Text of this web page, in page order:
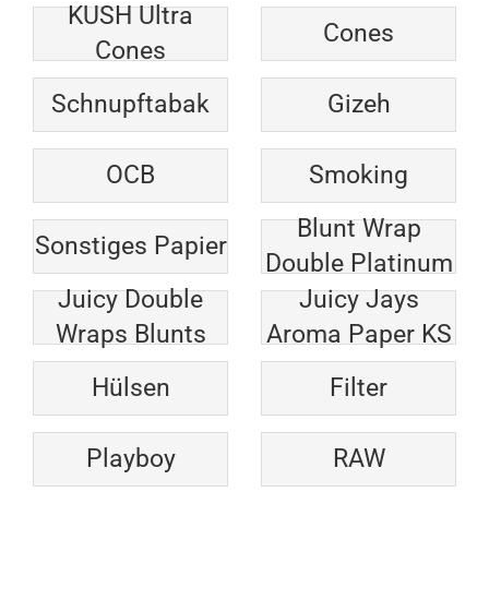
KUSH Ultra
Cones
Cones
Schnupftabak Gizeh
OCB Smoking
Sonstiges Papier
Blunt Wrap
Double Platinum
Juicy Double
Wraps Blunts
Juicy Jays
Aroma Paper KS
Hülsen
Filter
Playboy RAW